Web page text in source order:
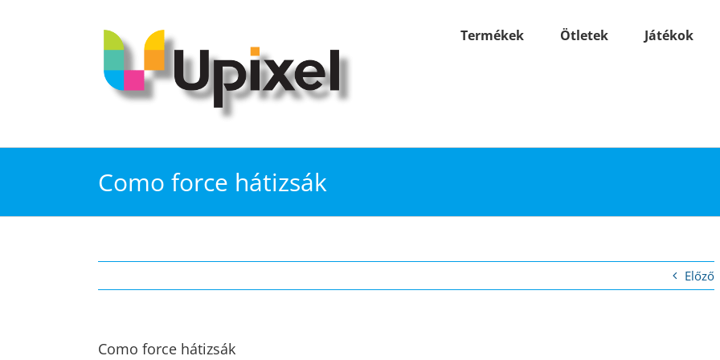
Termékek Ötletek Játékok
Como force hátizsák
Előző
Como force hátizsák